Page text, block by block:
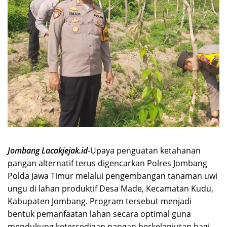
Jombang Lacakjejak.id-Upaya penguatan ketahanan
pangan alternatif terus digencarkan Polres Jombang
Polda Jawa Timur melalui pengembangan tanaman uwi
ungu di lahan produktif Desa Made, Kecamatan Kudu,
Kabupaten Jombang. Program tersebut menjadi
bentuk pemanfaatan lahan secara optimal guna